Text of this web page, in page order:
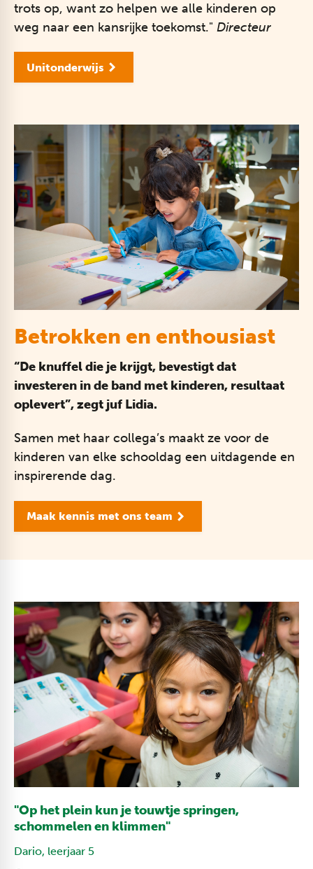
trots op, want zo helpen we alle kinderen op
weg naar een kansrijke toekomst." Directeur
Unitonderwijs
Betrokken en enthousiast
“De knuffel die je krijgt, bevestigt dat
investeren in de band met kinderen, resultaat
oplevert”, zegt juf Lidia.
Samen met haar collega’s maakt ze voor de
kinderen van elke schooldag een uitdagende en
inspirerende dag.
Maak kennis met ons team
"Op het plein kun je touwtje springen,
schommelen en klimmen"
Dario, leerjaar 5